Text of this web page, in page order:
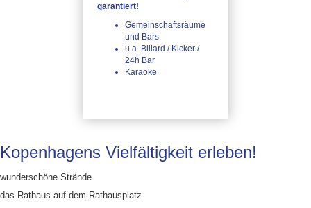
garantiert!
Gemeinschaftsräume
und Bars
u.a. Billard / Kicker /
24h Bar
Karaoke
Kopenhagens Vielfältigkeit erleben!
wunderschöne Strände
das Rathaus auf dem Rathausplatz